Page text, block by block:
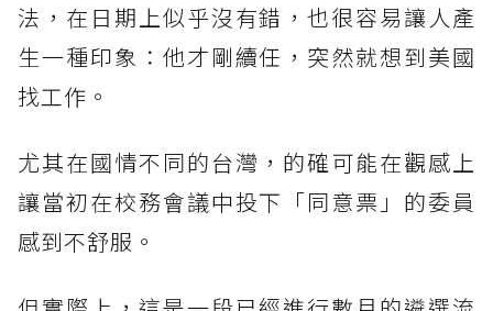
法，在日期上似乎沒有錯，也很容易讓人產
生一種印象：他才剛續任，突然就想到美國
找工作。
尤其在國情不同的台灣，的確可能在觀感上
讓當初在校務會議中投下「同意票」的委員
感到不舒服。